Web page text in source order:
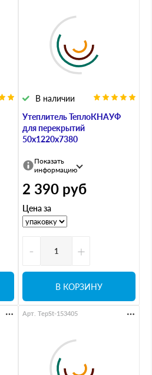
Утеплитель ТеплоКНАУФ
для перекрытий
50х1220х7380
В наличии
Показать
информацию
2 390 руб
Цена за
- +
В КОРЗИНУ
Арт. TepSt-153405